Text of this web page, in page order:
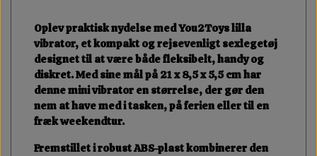
Oplev praktisk nydelse medYou2Toys lilla
vibrator, et kompakt ogrejsevenligt sexlegetøj
designet til at være både fleksibelt, handy og
diskret. Med sine mål på21 x 8,5 x 5,5 cmhar
dennemini vibrator en størrelse, der gør den
nem at have med i tasken, på ferien eller til en
fræk weekendtur.
Fremstillet i robustABS-plastkombinerer den